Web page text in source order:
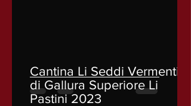
Cantina Li Seddi Vermentino
di Gallura Superiore Li
Pastini 2023